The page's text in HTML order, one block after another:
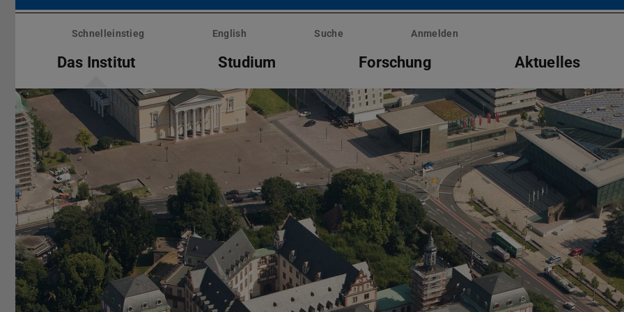
Menü
überspringenSchnelleinstieg English Suche Anmelden
Das Institut Studium Forschung Aktuelles